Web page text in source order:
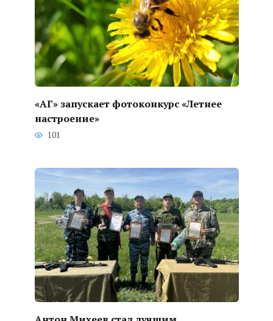
«АГ» запускает фотоконкурс «Летнее
настроение»
101